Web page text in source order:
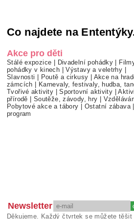
Co najdete na
Akce pro děti
Stálé expozice | Divadelní pohádky |
pohádky v kinech |Výstavy a veletrhy |
Slavnosti | Poutě a cirkusy | Akce na
zámcích | Karnevaly, festivaly, hudba,
Tvořivé aktivity |Sportovní aktivity |
přírodě | Soutěže, závody, hry |
Pobytové akce a tábory | Ostatní zábava
program
Newsletter
Děkujeme. Každý čtvrtek se můžete těšit